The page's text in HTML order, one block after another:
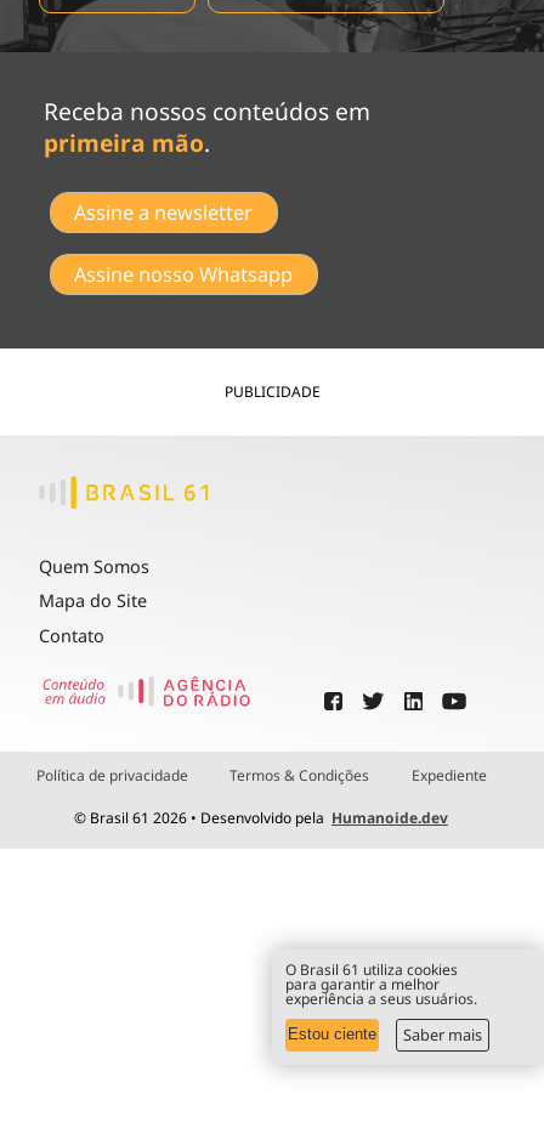
Receba nossos conteúdos em
primeira mão.
Assine a newsletter
Assine nosso Whatsapp
PUBLICIDADE
Quem Somos
Mapa do Site
Contato
Política de privacidade Termos & Condições Expediente
© Brasil 61 2026 • Desenvolvido pela Humanoide.dev
O Brasil 61 utiliza cookies
para garantir a melhor
experiência a seus usuários.
Estou ciente Saber mais